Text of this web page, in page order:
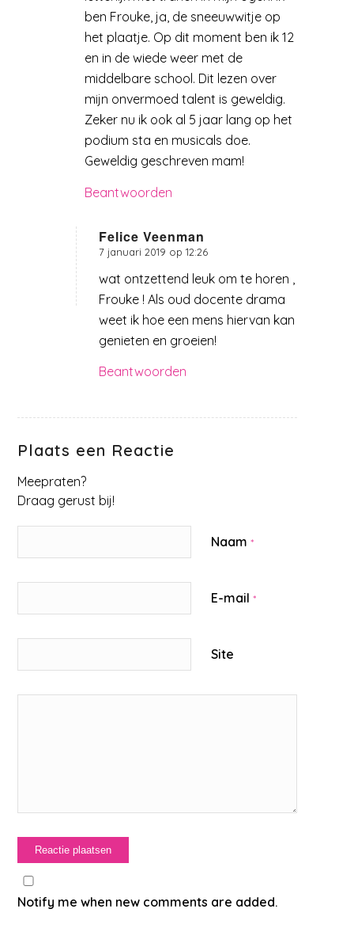
ben Frouke, ja, de sneeuwwitje op
het plaatje. Op dit moment ben ik 12
en in de wiede weer met de
middelbare school. Dit lezen over
mijn onvermoed talent is geweldig.
Zeker nu ik ook al 5 jaar lang op het
podium sta en musicals doe.
Geweldig geschreven mam!
Beantwoorden
Felice Veenman
zegt:
7 januari 2019 op 12:26
wat ontzettend leuk om te horen ,
Frouke ! Als oud docente drama
weet ik hoe een mens hiervan kan
genieten en groeien!
Beantwoorden
Plaats een Reactie
Meepraten?
Draag gerust bij!
Naam*
E-mail*
Site
Notify me when new comments are added.